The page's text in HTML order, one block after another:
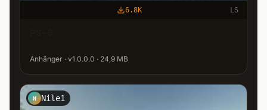
6.8K LS
Anhänger · v1.0.0.0 · 24,9 MB
N Nile1